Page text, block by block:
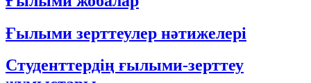
Ғылыми зерттеулер нәтижелері
Студенттердің ғылыми-зерттеу